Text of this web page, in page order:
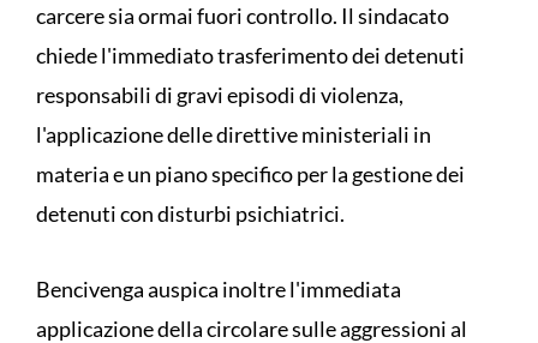
carcere sia ormai fuori controllo. Il sindacato
chiede l'immediato trasferimento dei detenuti
responsabili di gravi episodi di violenza,
l'applicazione delle direttive ministeriali in
materia e un piano specifico per la gestione dei
detenuti con disturbi psichiatrici.
Bencivenga auspica inoltre l'immediata
applicazione della circolare sulle aggressioni al